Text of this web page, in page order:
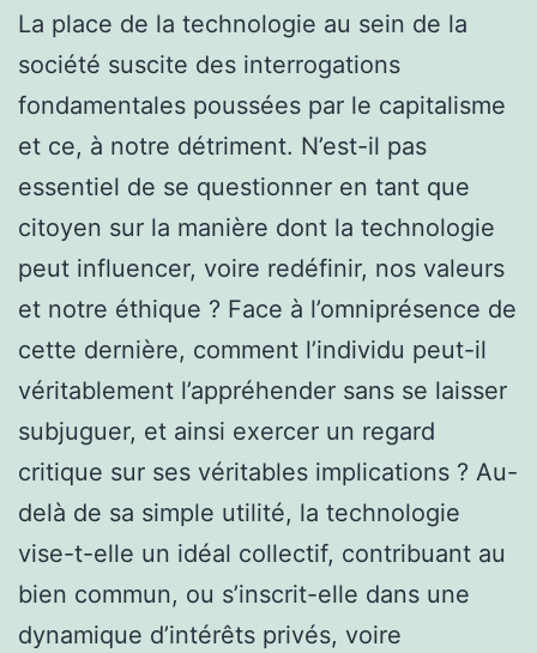
La place de la technologie au sein de la
société suscite des interrogations
fondamentales poussées par le capitalisme
et ce, à notre détriment. N’est-il pas
essentiel de se questionner en tant que
citoyen sur la manière dont la technologie
peut influencer, voire redéfinir, nos valeurs
et notre éthique ? Face à l’omniprésence de
cette dernière, comment l’individu peut-il
véritablement l’appréhender sans se laisser
subjuguer, et ainsi exercer un regard
critique sur ses véritables implications ? Au-
delà de sa simple utilité, la technologie
vise-t-elle un idéal collectif, contribuant au
bien commun, ou s’inscrit-elle dans une
dynamique d’intérêts privés, voire